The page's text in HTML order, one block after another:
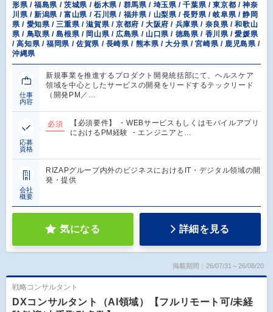
形県 / 福島県 / 茨城県 / 栃木県 / 群馬県 / 埼玉県 / 千葉県 / 東京都 / 神奈
川県 / 新潟県 / 富山県 / 石川県 / 福井県 / 山梨県 / 長野県 / 岐阜県 / 静岡
県 / 愛知県 / 三重県 / 滋賀県 / 京都府 / 大阪府 / 兵庫県 / 奈良県 / 和歌山
県 / 鳥取県 / 島根県 / 岡山県 / 広島県 / 山口県 / 徳島県 / 香川県 / 愛媛県
/ 高知県 / 福岡県 / 佐賀県 / 長崎県 / 熊本県 / 大分県 / 宮崎県 / 鹿児島県 /
沖縄県
仕事
内容
新規事業を推進するプロダクト開発統括部にて、ヘルスケア
領域を中心としたサービスの開発をリードするテックリード
（開発PM／…
応募
資格
必須
【必須要件】 ・WEBサービスもしくはモバイルアプリ
におけるPM経験 ・エンジニアと…
会社
概要
RIZAPグループ内外のビジネスにおけるIT・デジタル領域の開
発・提供
気になる 詳細を見る
掲載期間：26/07/31～26/08/20
戦略コンサルタント
DXコンサルタント（AI領域）【フルリモート可/未経